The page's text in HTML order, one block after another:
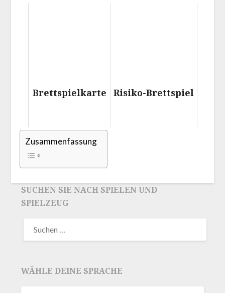
Brettspielkarte Risiko-Brettspiel
Zusammenfassung
SUCHEN SIE NACH SPIELEN UND
SPIELZEUG
WÄHLE DEINE SPRACHE